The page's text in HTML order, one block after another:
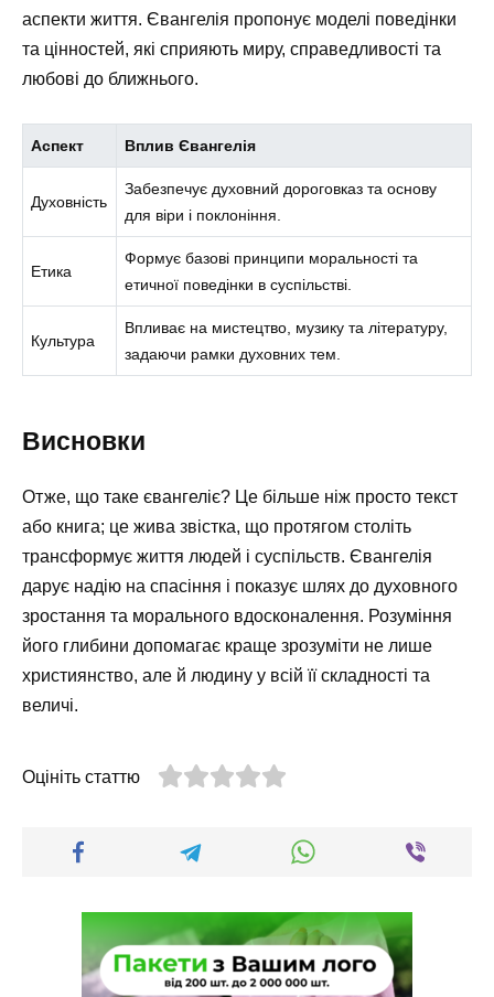
аспекти життя. Євангелія пропонує моделі поведінки
та цінностей, які сприяють миру, справедливості та
любові до ближнього.
Аспект Вплив Євангелія
Духовність
Забезпечує духовний дороговказ та основу
для віри і поклоніння.
Етика
Формує базові принципи моральності та
етичної поведінки в суспільстві.
Культура
Впливає на мистецтво, музику та літературу,
задаючи рамки духовних тем.
Висновки
Отже, що таке євангеліє? Це більше ніж просто текст
або книга; це жива звістка, що протягом століть
трансформує життя людей і суспільств. Євангелія
дарує надію на спасіння і показує шлях до духовного
зростання та морального вдосконалення. Розуміння
його глибини допомагає краще зрозуміти не лише
християнство, але й людину у всій її складності та
величі.
Оцініть статтю